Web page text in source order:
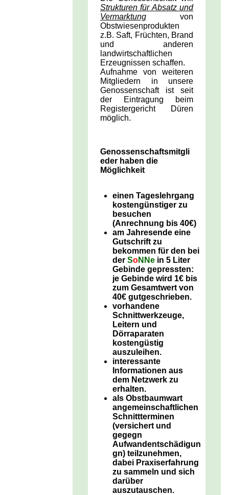
Strukturen für Absatz und
Vermarktung von
Obstwiesenprodukten
z.B. Saft, Früchten, Brand
und anderen
landwirtschaftlichen
Erzeugnissen schaffen.
Aufnahme von weiteren
Mitgliedern in unsere
Genossenschaft ist seit
der Eintragung beim
Registergericht Düren
möglich.
Genossenschaftsmitgli
eder haben die
Möglichkeit
einen Tageslehrgang
kostengünstiger zu
besuchen
(Anrechnung bis 40€)
am Jahresende eine
Gutschrift zu
bekommen für den bei
der SoNNe in 5 Liter
Gebinde gepressten:
je Gebinde wird 1€ bis
zum Gesamtwert von
40€ gutgeschrieben.
vorhandene
Schnittwerkzeuge,
Leitern und
Dörraparaten
kostengüstig
auszuleihen.
interessante
Informationen aus
dem Netzwerk zu
erhalten.
als Obstbaumwart
angemeinschaftlichen
Schnittterminen
(versichert und
gegegn
Aufwandentschädigun
gn) teilzunehmen,
dabei Praxiserfahrung
zu sammeln und sich
darüber
auszutauschen.